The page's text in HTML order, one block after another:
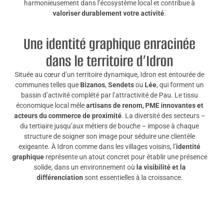
harmonieusement dans l’écosystème local et contribue à
valoriser durablement votre activité.
Une identité graphique enracinée
dans le territoire d’Idron
Située au cœur d’un territoire dynamique, Idron est entourée de
communes telles que Bizanos, Sendetsou Lée, qui forment un
bassin d’activité complété par l’attractivité de Pau. Le tissu
économique local mêleartisans de renom, PME innovantes et
acteurs du commerce de proximité. La diversité des secteurs –
du tertiaire jusqu’aux métiers de bouche – impose à chaque
structure de soigner son image pour séduire une clientèle
exigeante. À Idron comme dans les villages voisins, l’identité
graphiquereprésente un atout concret pour établir une présence
solide, dans un environnement où la visibilité et la
différenciation sont essentielles à la croissance.